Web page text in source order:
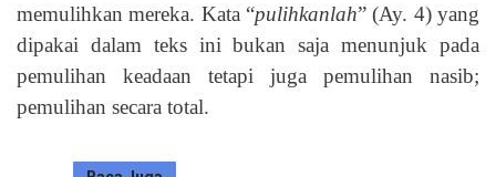
memulihkan mereka. Kata “pulihkanlah” (Ay. 4) yang
dipakai dalam teks ini bukan saja menunjuk pada
pemulihan keadaan tetapi juga pemulihan nasib;
pemulihan secara total.